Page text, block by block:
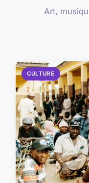
Art,
CULTURE